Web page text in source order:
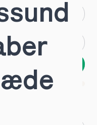
EUX
Ved ikke
rette tutor